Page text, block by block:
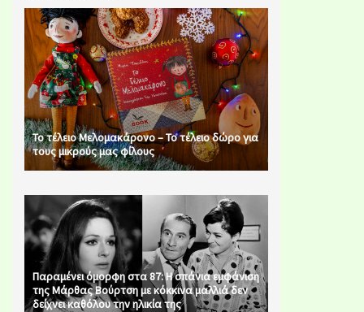
Το τέλειο Μελομακάρονο – Το τέλειο δώρο για
τους μικρούς μας φίλους
Παραμένει όμορφη στα 87: Η σπάνια εμφάνιση
της Μάρθας Βούρτση με κόκκινα μαλλιά δεν
δείχνει καθόλου την ηλικία της